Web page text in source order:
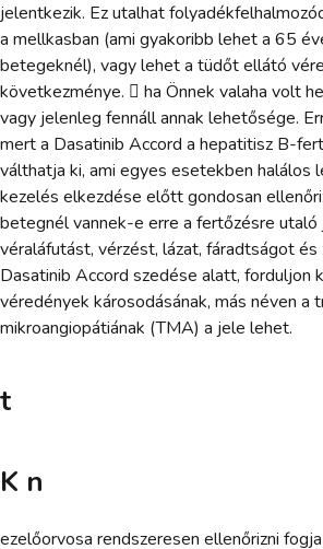
jelentkezik. Ez utalhat
a mellkasban (ami gyakoribb lehet a 65
betegeknél), vagy lehet a tüdőt ellátó
következménye.  ha Önnek valaha volt
vagy jelenleg fennáll annak lehetősége.
mert a Dasatinib Accord a hepatitisz B-
válthatja ki, ami egyes esetekben halálos
kezelés elkezdése előtt gondosan
betegnél vannek-e erre a fertőzésre utaló
véraláfutást, vérzést, lázat, fáradtságot
Dasatinib Accord szedése alatt, forduljon
véredények károsodásának, más néven a
mikroangiopátiának (TMA) a jele lehet.
t
K n
ezelőorvosa rendszeresen ellenőrizni